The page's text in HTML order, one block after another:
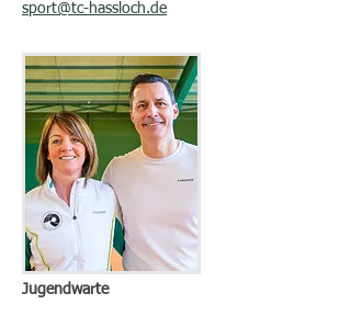
sport@tc-hassloch.de
Jugendwarte